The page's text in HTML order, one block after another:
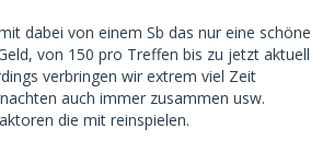
dabei von einem Sb das nur eine schöne
von 150 pro Treffen bis zu jetzt aktuell
verbringen wir extrem viel Zeit
auch immer zusammen usw.
die mit reinspielen.